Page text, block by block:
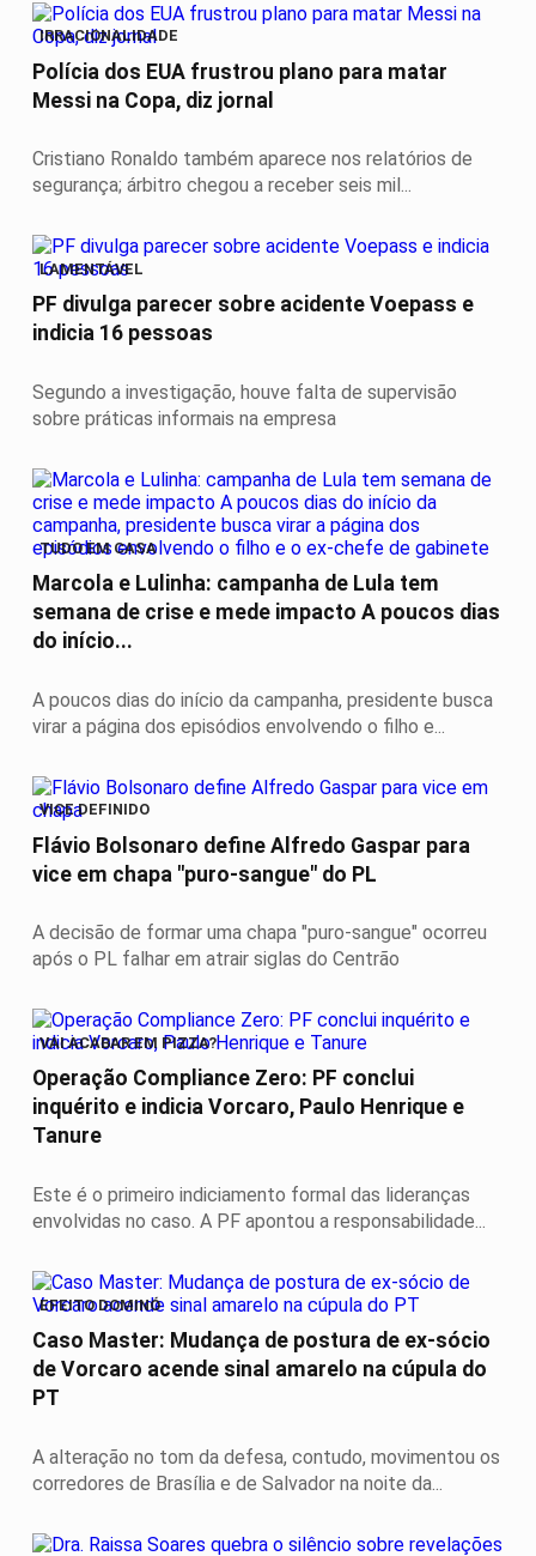
IRRACIONALIDADE
Polícia dos EUA frustrou plano para matar
Messi na Copa, diz jornal
Cristiano Ronaldo também aparece nos relatórios de
segurança; árbitro chegou a receber seis mil...
LAMENTÁVEL
PF divulga parecer sobre acidente Voepass e
indicia 16 pessoas
Segundo a investigação, houve falta de supervisão
sobre práticas informais na empresa
TUDO EM CASA
Marcola e Lulinha: campanha de Lula tem
semana de crise e mede impacto A poucos dias
do início...
A poucos dias do início da campanha, presidente busca
virar a página dos episódios envolvendo o filho e...
VICE DEFINIDO
Flávio Bolsonaro define Alfredo Gaspar para
vice em chapa "puro-sangue" do PL
A decisão de formar uma chapa "puro-sangue" ocorreu
após o PL falhar em atrair siglas do Centrão
VAI ACABAR EM PIZZA?
Operação Compliance Zero: PF conclui
inquérito e indicia Vorcaro, Paulo Henrique e
Tanure
Este é o primeiro indiciamento formal das lideranças
envolvidas no caso. A PF apontou a responsabilidade...
EFEITO DOMINÓ
Caso Master: Mudança de postura de ex-sócio
de Vorcaro acende sinal amarelo na cúpula do
PT
A alteração no tom da defesa, contudo, movimentou os
corredores de Brasília e de Salvador na noite da...